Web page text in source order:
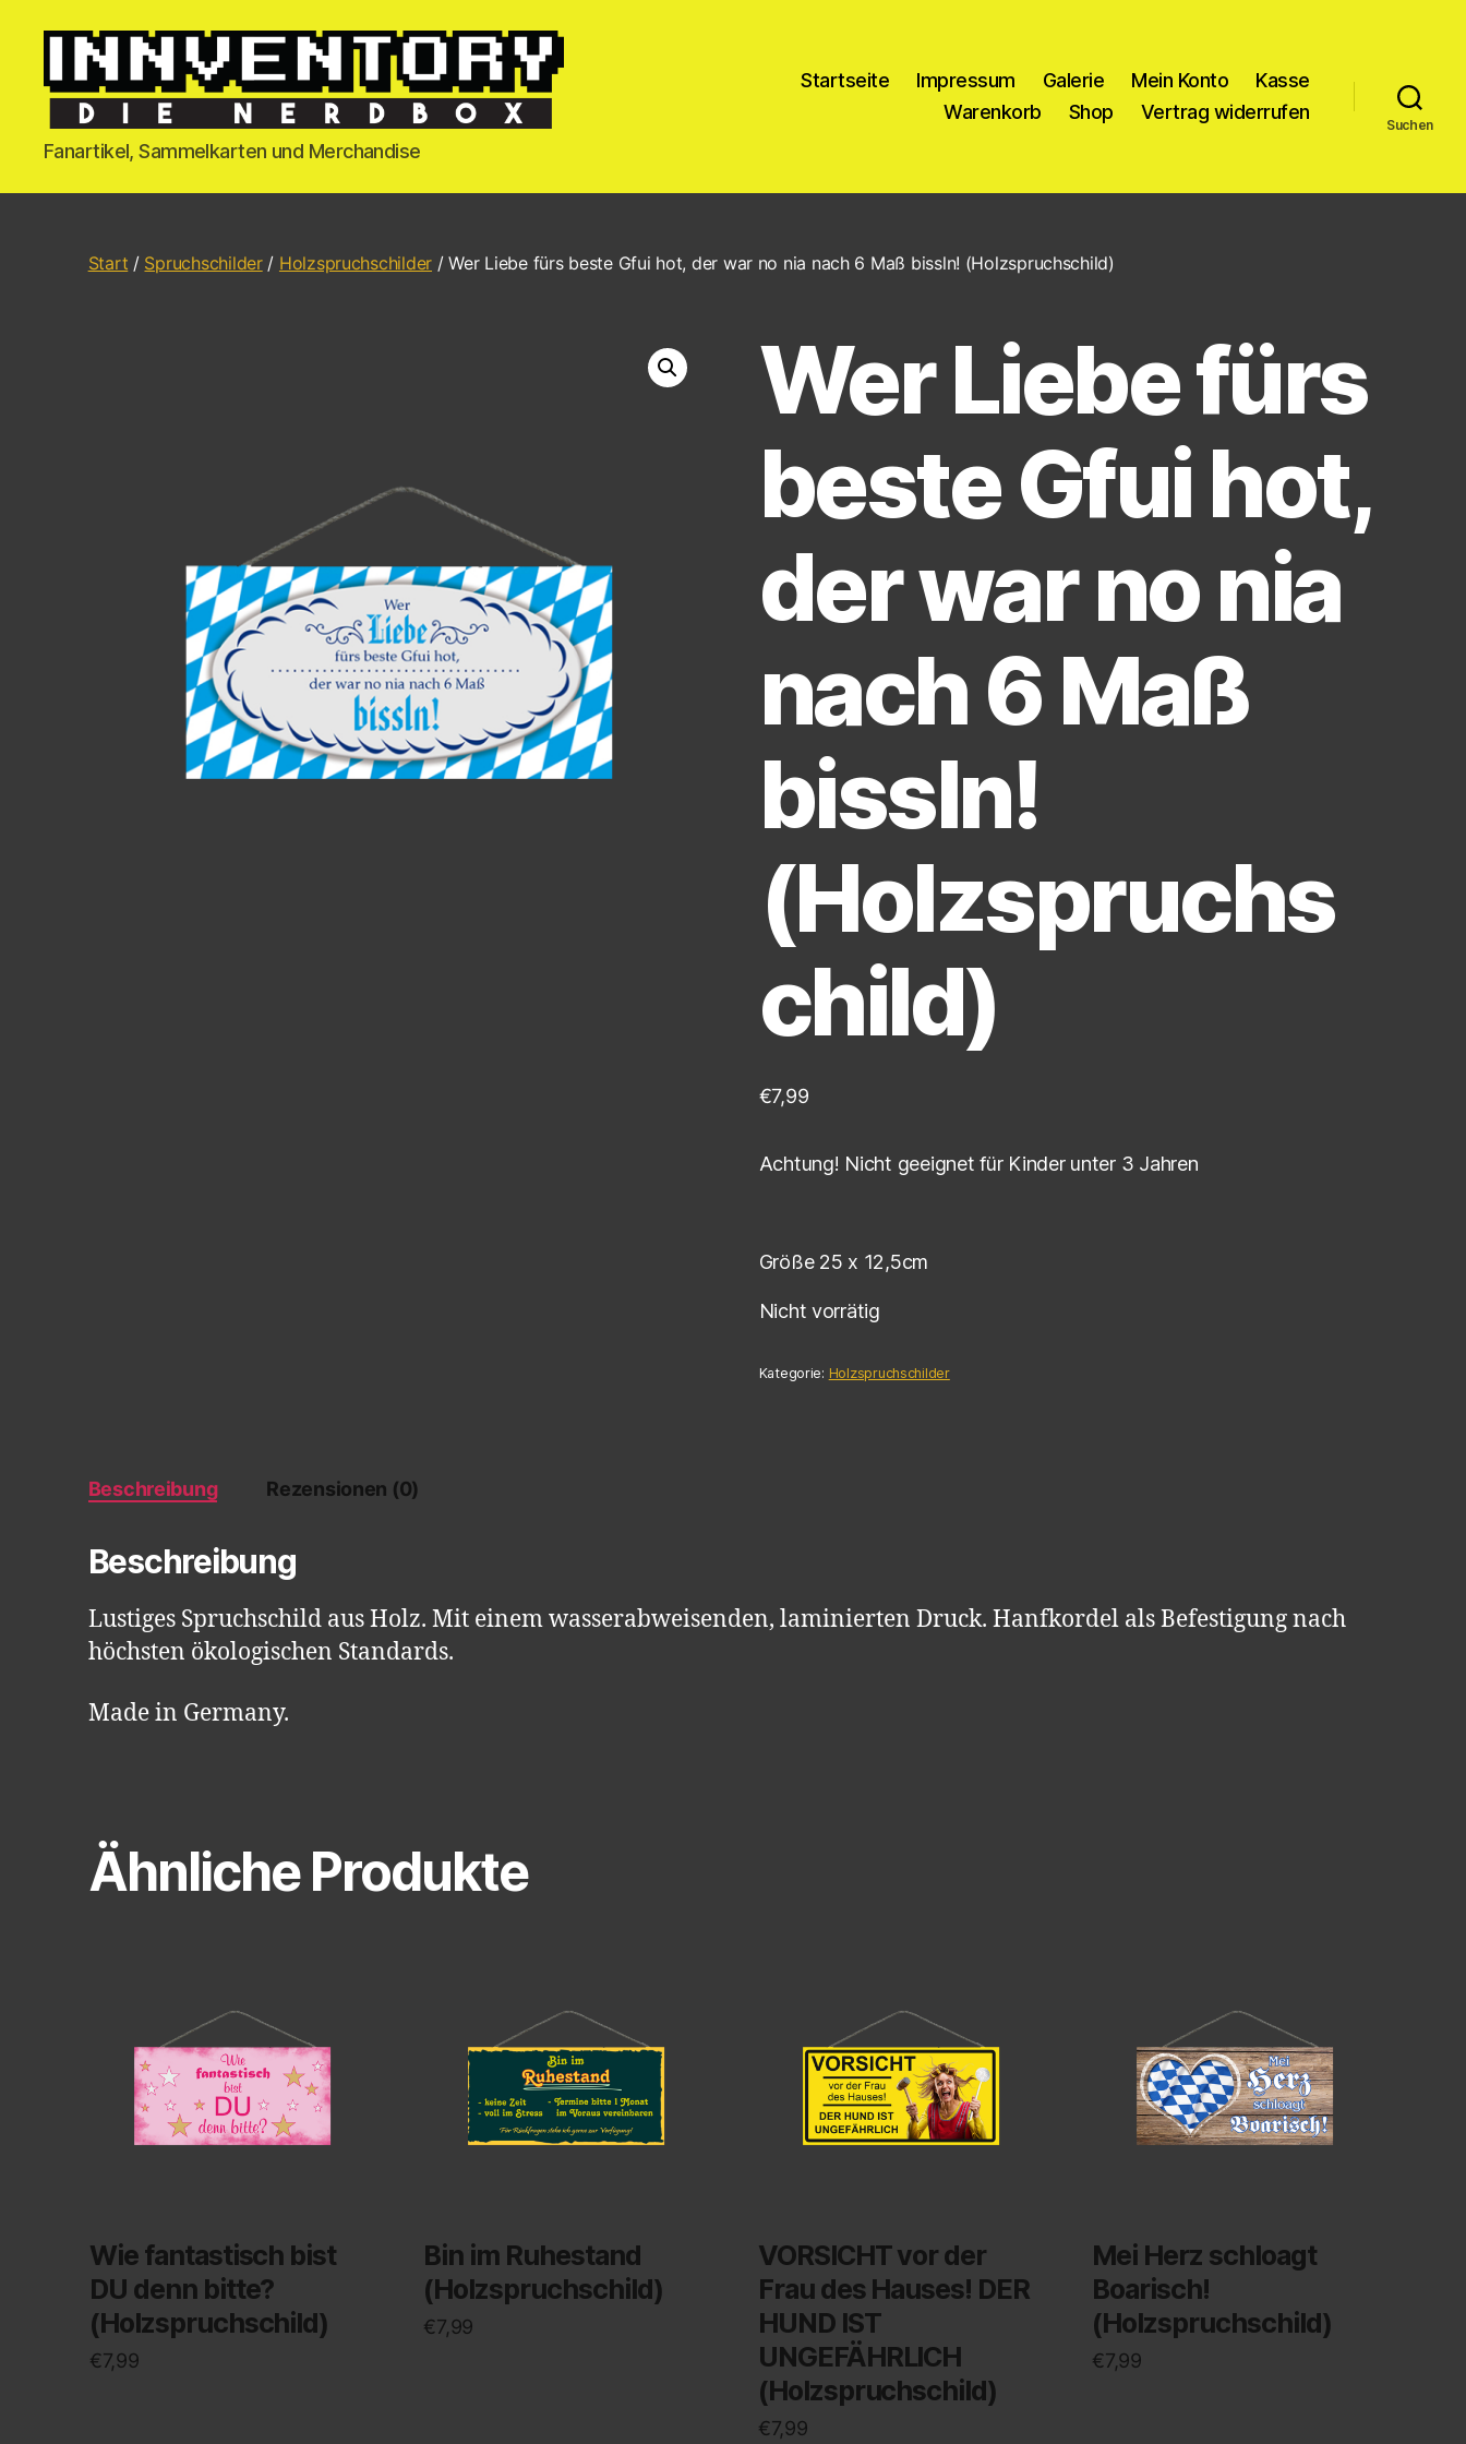
Fanartikel, Sammelkarten und Merchandise
Startseite Impressum Galerie Mein Konto
Kasse
Warenkorb
Shop Vertrag widerrufen
Suchen
Start / Spruchschilder/ Holzspruchschilder / Wer Liebe fürs beste Gfui hot, der war no nia nach 6 Maß bissln! (Holzspruchschild)
Wer Liebe fürs
beste Gfui hot,
der war no nia
nach 6 Maß
bissln!
(Holzspruchs
child)
€7,99
Achtung! Nicht geeignet für Kinder unter 3 Jahren
Größe 25 x 12,5cm
Nicht vorrätig
Kategorie: Holzspruchschilder
Beschreibung Rezensionen (0)
Beschreibung
Lustiges Spruchschild aus Holz. Mit einem wasserabweisenden, laminierten Druck. Hanfkordel als Befestigung nach
höchsten ökologischen Standards.
Made in Germany.
Ähnliche Produkte
Wie fantastisch bist
DU denn bitte?
(Holzspruchschild)
€7,99
Bin im Ruhestand
(Holzspruchschild)
€7,99
VORSICHT vor der
Frau des Hauses! DER
HUND IST
UNGEFÄHRLICH
(Holzspruchschild)
€7,99
Mei Herz schloagt
Boarisch!
(Holzspruchschild)
€7,99